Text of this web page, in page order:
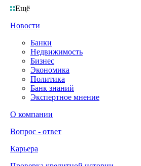
Ещё
Новости
Банки
Недвижимость
Бизнес
Экономика
Политика
Банк знаний
Экспертное мнение
О компании
Вопрос - ответ
Карьера